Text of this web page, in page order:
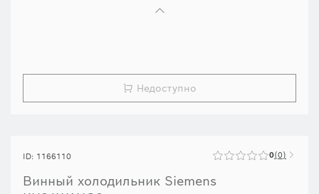
дверь винного шкафа можно установить с той
стороны, которая удобнее для вас.
Недоступно
ID: 1166110 0 0
Винный холодильник Siemens